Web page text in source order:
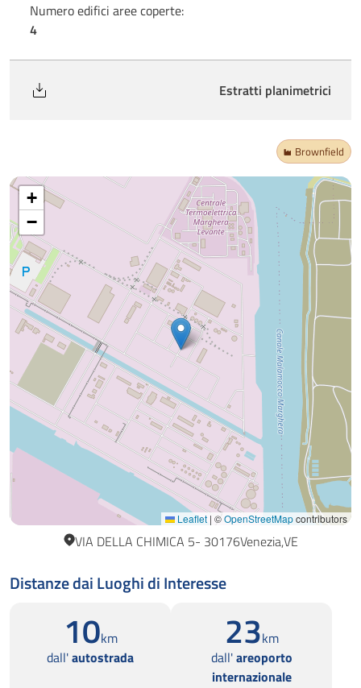
Numero edifici aree coperte:
4
Estratti planimetrici
Brownfield
+
−
Leaflet | ©OpenStreetMapcontributors
VIA DELLA CHIMICA 5 30176VeneziaVE
Distanze dai Luoghi di Interesse
10km
dall'autostrada
23km
dall'areoporto
internazionale